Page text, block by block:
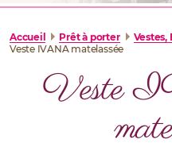
Accueil Prêt à porter
Vestes,
Veste IVANA matelassée